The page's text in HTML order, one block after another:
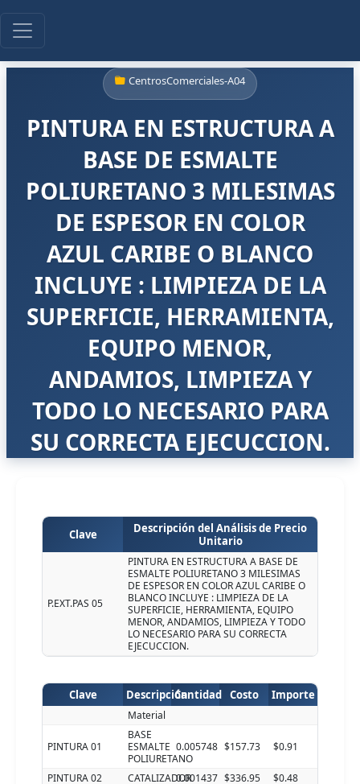
CentrosComerciales-A04
PINTURA EN ESTRUCTURA A
BASE DE ESMALTE
POLIURETANO 3 MILESIMAS
DE ESPESOR EN COLOR
AZUL CARIBE O BLANCO
INCLUYE : LIMPIEZA DE LA
SUPERFICIE, HERRAMIENTA,
EQUIPO MENOR,
ANDAMIOS, LIMPIEZA Y
TODO LO NECESARIO PARA
SU CORRECTA EJECUCCION.
Clave
Descripción del Análisis de Precio
Unitario
P.EXT.PAS 05
PINTURA EN ESTRUCTURA A BASE DE
ESMALTE POLIURETANO 3 MILESIMAS
DE ESPESOR EN COLOR AZUL CARIBE O
BLANCO INCLUYE : LIMPIEZA DE LA
SUPERFICIE, HERRAMIENTA, EQUIPO
MENOR, ANDAMIOS, LIMPIEZA Y TODO
LO NECESARIO PARA SU CORRECTA
EJECUCCION.
Clave DescripciónCantidad Costo Importe
Material
PINTURA 01
BASE
ESMALTE
POLIURETANO
0.005748 $157.73 $0.91
PINTURA 02 CATALIZADOR0.001437 $336.95 $0.48